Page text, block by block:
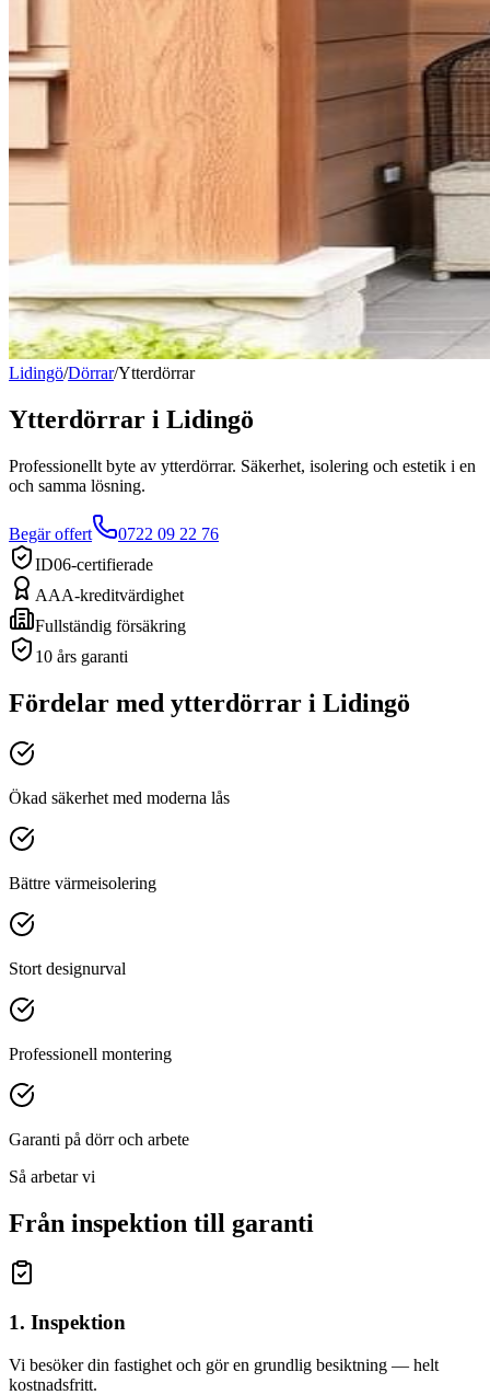
Lidingö/Dörrar/Ytterdörrar
Ytterdörrar i Lidingö
Professionellt byte av ytterdörrar. Säkerhet, isolering och estetik i en
och samma lösning.
Begär offert
0722 09 22 76
ID06-certifierade
AAA-kreditvärdighet
Fullständig försäkring
10 års garanti
Fördelar med ytterdörrar i Lidingö
Ökad säkerhet med moderna lås
Bättre värmeisolering
Stort designurval
Professionell montering
Garanti på dörr och arbete
Så arbetar vi
Från inspektion till garanti
1. Inspektion
Vi besöker din fastighet och gör en grundlig besiktning — helt
kostnadsfritt.